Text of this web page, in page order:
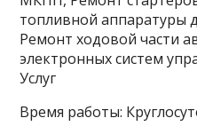
топливной аппаратуры
Ремонт ходовой части
электронных систем
Услуг
Время работы: